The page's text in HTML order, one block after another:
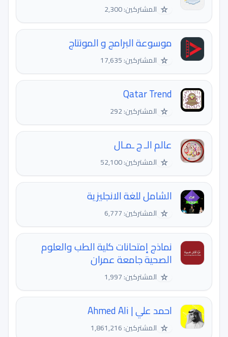
☆ المشتركين: 2,300
موسوعة البرامج و المونتاج
☆ المشتركين: 17,635
Qatar Trend
☆ المشتركين: 292
عالم الـ ج ـمـال
☆ المشتركين: 52,100
الشامل للغة الانجليزية
☆ المشتركين: 6,777
نماذج إمتحانات كلية الطب والعلوم
الصحية جامعة عمران
☆ المشتركين: 1,997
احمد علي | Ahmed Ali
☆ المشتركين: 1,861,216